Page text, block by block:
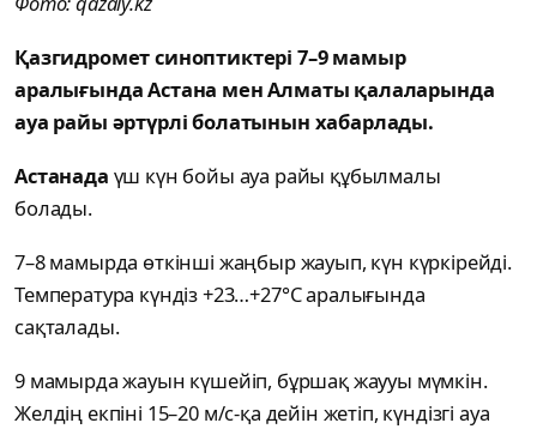
Қазгидромет синоптиктері 7–9 мамыр
аралығында Астана мен Алматы қалаларында
ауа райы әртүрлі болатынын хабарлады.
Астанада үш күн бойы ауа райы құбылмалы
болады.
7–8 мамырда өткінші жаңбыр жауып, күн күркірейді.
Температура күндіз +23…+27°C аралығында
сақталады.
9 мамырда жауын күшейіп, бұршақ жаууы мүмкін.
Желдің екпіні 15–20 м/с-қа дейін жетіп, күндізгі ауа